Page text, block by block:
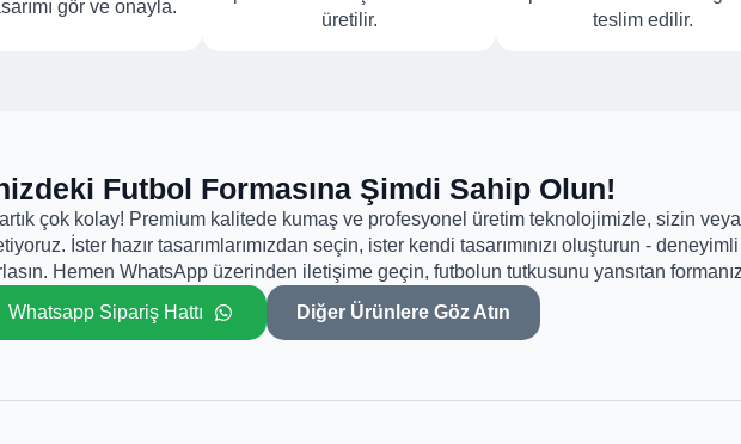
gör ve onayla.
üretilir.
teslim edilir.
Futbol Formasına Şimdi Sahip Olun!
çok kolay! Premium kalitede kumaş ve profesyonel üretim teknolojimizle, sizin veya
İster hazır tasarımlarımızdan seçin, ister kendi tasarımınızı oluşturun -
Hemen WhatsApp üzerinden iletişime geçin, futbolun tutkusunu yansıtan
Whatsapp Sipariş Hattı
Diğer Ürünlere Göz Atın